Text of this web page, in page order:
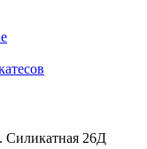
Силикатная 26Д